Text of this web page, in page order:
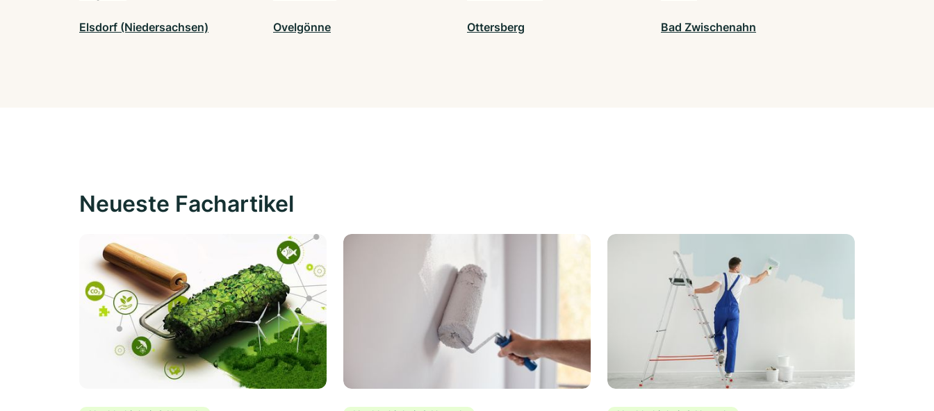
Elsdorf (Niedersachsen) Ovelgönne Ottersberg Bad Zwischenahn
Neueste Fachartikel